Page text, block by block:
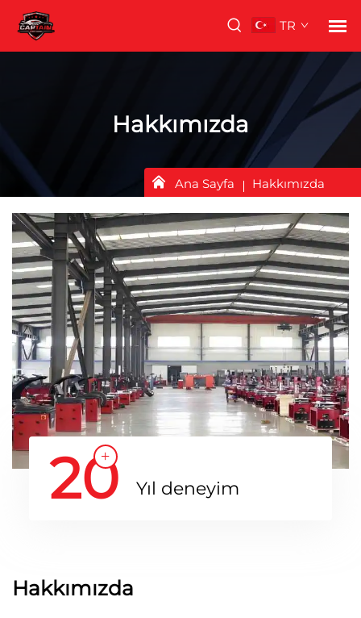
TR
Hakkımızda
Ana Sayfa Hakkımızda
20 Yıl deneyim
Hakkımızda